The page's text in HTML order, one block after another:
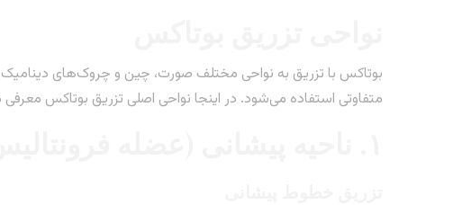
بوتاکس با تزریق به نواحی مختلف صورت، چین و چروک‌های
متفاوتی استفاده می‌شود. در اینجا نواحی اصلی تزریق بوتاکس